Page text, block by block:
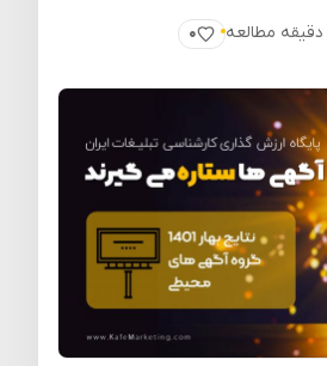
۰
پسندیدن